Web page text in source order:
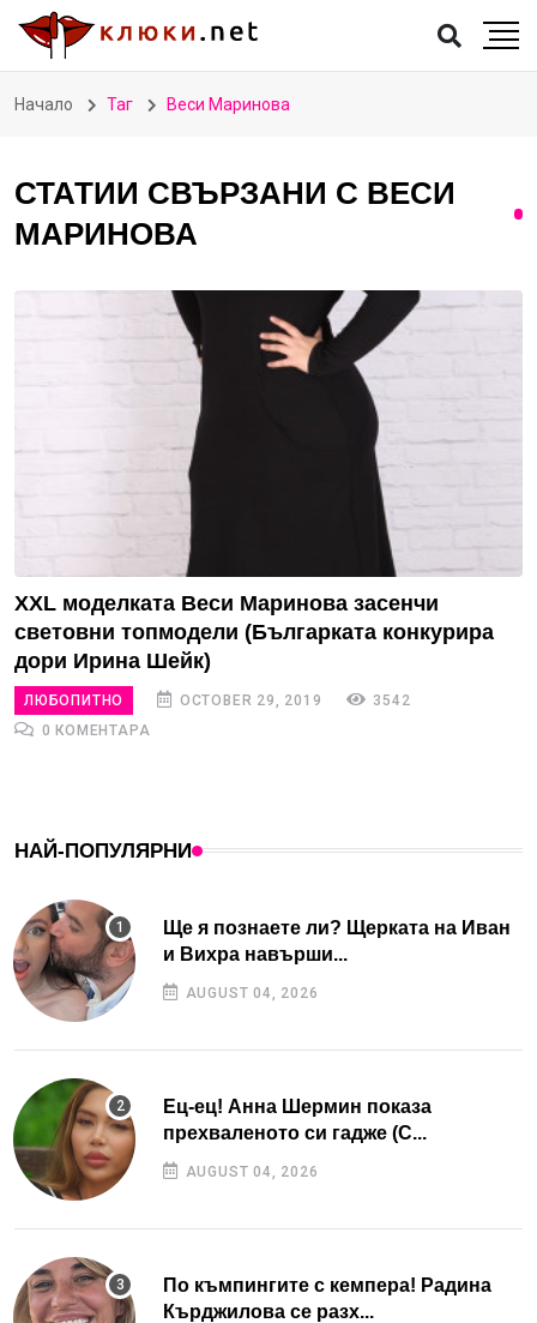
Начало Таг Веси Маринова
СТАТИИ СВЪРЗАНИ С ВЕСИ
МАРИНОВА
XXL моделката Веси Маринова засенчи
световни топмодели (Българката конкурира
дори Ирина Шейк)
ЛЮБОПИТНО OCTOBER 29, 2019
3542
0 КОМЕНТАРА
НАЙ-ПОПУЛЯРНИ
Ще я познаете ли? Щерката на Иван
и Вихра навърши...
AUGUST 04, 2026
Ец-ец! Анна Шермин показа
прехваленото си гадже (С...
AUGUST 04, 2026
По къмпингите с кемпера! Радина
Кърджилова се разх...